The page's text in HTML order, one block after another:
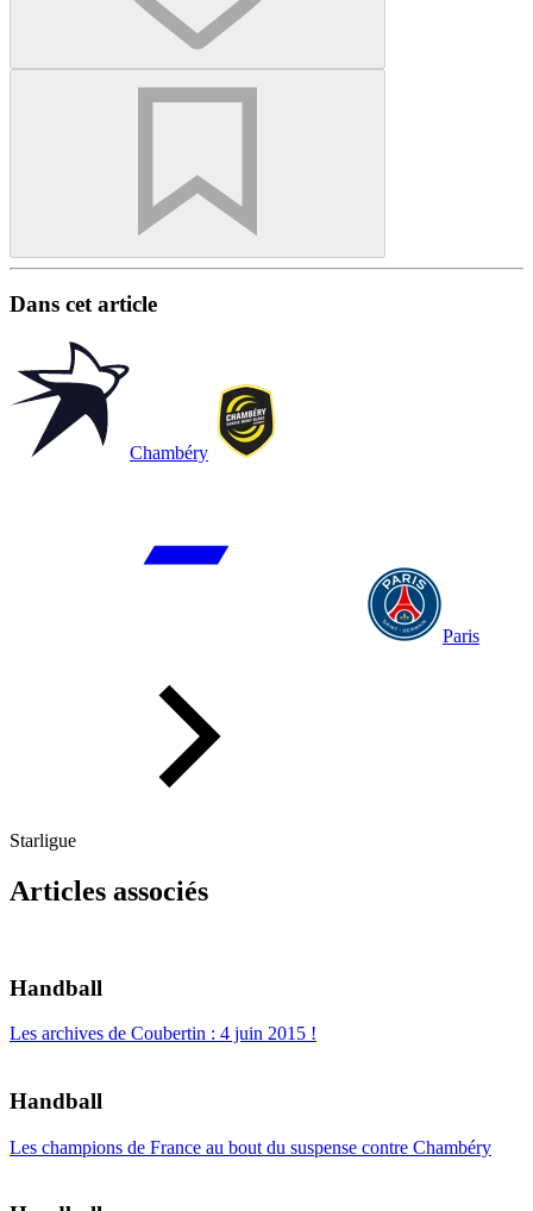
Dans cet article
Chambéry
Paris
Starligue
Articles associés
Handball
Les archives de Coubertin : 4 juin 2015 !
Handball
Les champions de France au bout du suspense contre Chambéry